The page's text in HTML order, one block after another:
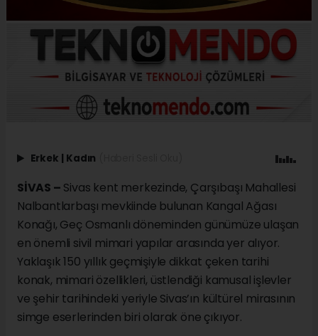
Erkek | Kadın
SİVAS – Sivas kent merkezinde, Çarşıbaşı Mahallesi
Nalbantlarbaşı mevkiinde bulunan Kangal Ağası
Konağı, Geç Osmanlı döneminden günümüze ulaşan
en önemli sivil mimari yapılar arasında yer alıyor.
Yaklaşık 150 yıllık geçmişiyle dikkat çeken tarihi
konak, mimari özellikleri, üstlendiği kamusal işlevler
ve şehir tarihindeki yeriyle Sivas’ın kültürel mirasının
simge eserlerinden biri olarak öne çıkıyor.